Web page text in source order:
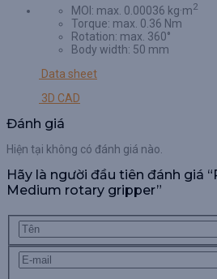
MOI: max. 0.00036 kg·m2
Torque: max. 0.36 Nm
Rotation: max. 360°
Body width: 50 mm
Data sheet
3D CAD
Đánh giá
Hiện tại không có đánh giá nào.
Hãy là người đầu tiên đánh giá
Medium rotary gripper”